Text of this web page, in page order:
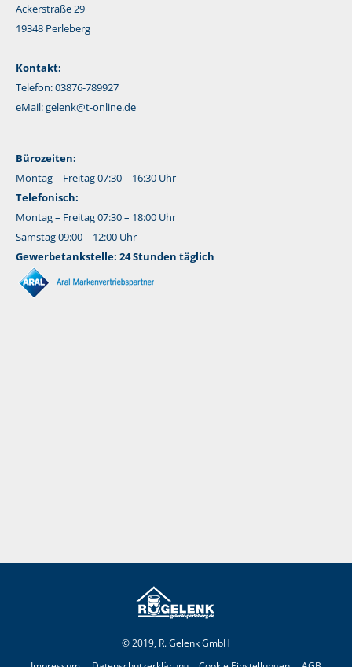
Ackerstraße 29
19348 Perleberg
Kontakt:
Telefon: 03876-789927
eMail:gelenk@t-online.de
Bürozeiten:
Montag – Freitag 07:30 – 16:30 Uhr
Telefonisch:
Montag – Freitag 07:30 – 18:00 Uhr
Samstag 09:00 – 12:00 Uhr
Gewerbetankstelle: 24 Stunden täglich
© 2019, R. Gelenk GmbH